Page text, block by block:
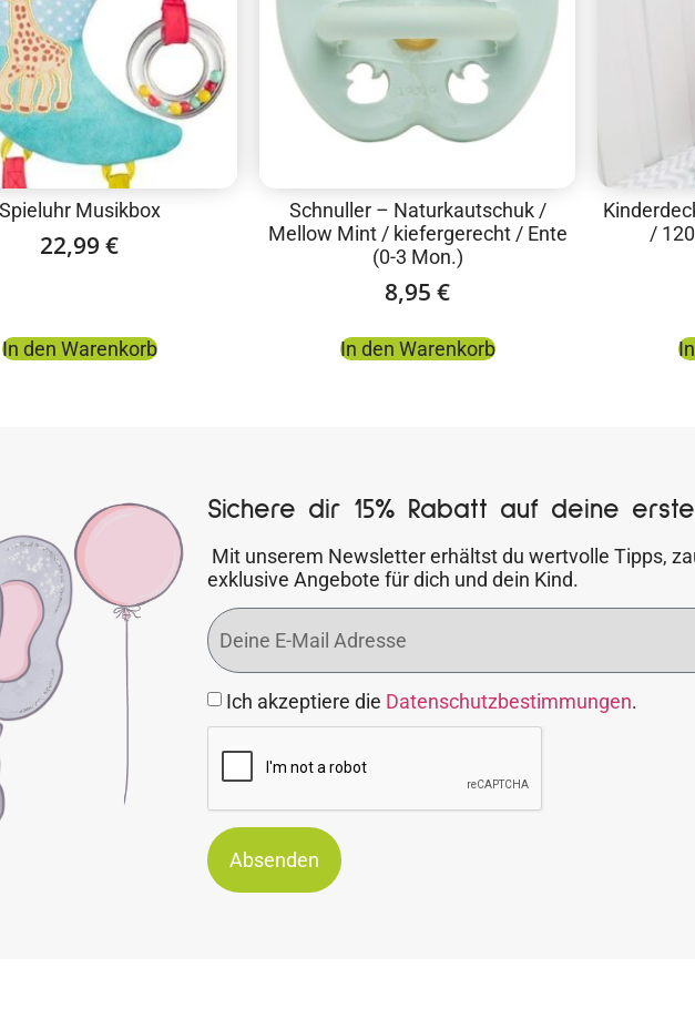
Musikbox
22,99 €
In den Warenkorb
Schnuller – Naturkautschuk /
Mellow Mint / kiefergerecht / Ente
(0-3 Mon.)
8,95 €
In den Warenkorb
/
Sichere dir 15% Rabatt auf deine erste
Mit unserem Newsletter erhältst du wertvolle Tipps,
exklusive Angebote für dich und dein Kind.
Ich akzeptiere die Datenschutzbestimmungen.
Absenden